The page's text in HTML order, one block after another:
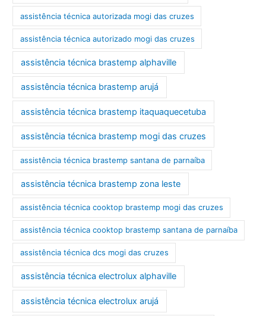
assistência técnica autorizada mogi das cruzes
assistência técnica autorizado mogi das cruzes
assistência técnica brastemp alphaville
assistência técnica brastemp arujá
assistência técnica brastemp itaquaquecetuba
assistência técnica brastemp mogi das cruzes
assistência técnica brastemp santana de parnaíba
assistência técnica brastemp zona leste
assistência técnica cooktop brastemp mogi das cruzes
assistência técnica cooktop brastemp santana de parnaíba
assistência técnica dcs mogi das cruzes
assistência técnica electrolux alphaville
assistência técnica electrolux arujá